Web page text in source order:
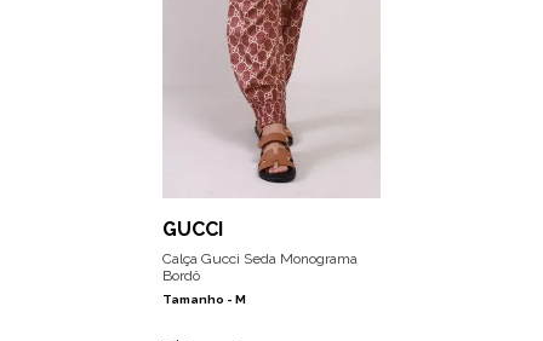
GUCCI
Calça Gucci Seda Monograma
Bordô
Tamanho - M